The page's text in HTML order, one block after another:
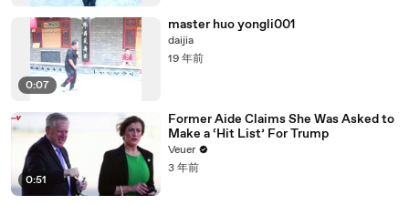
0:07
master huo yongli001
daijia
19 年前
0:51
Former Aide Claims She Was Asked to
Make a ‘Hit List’ For Trump
Veuer
3 年前